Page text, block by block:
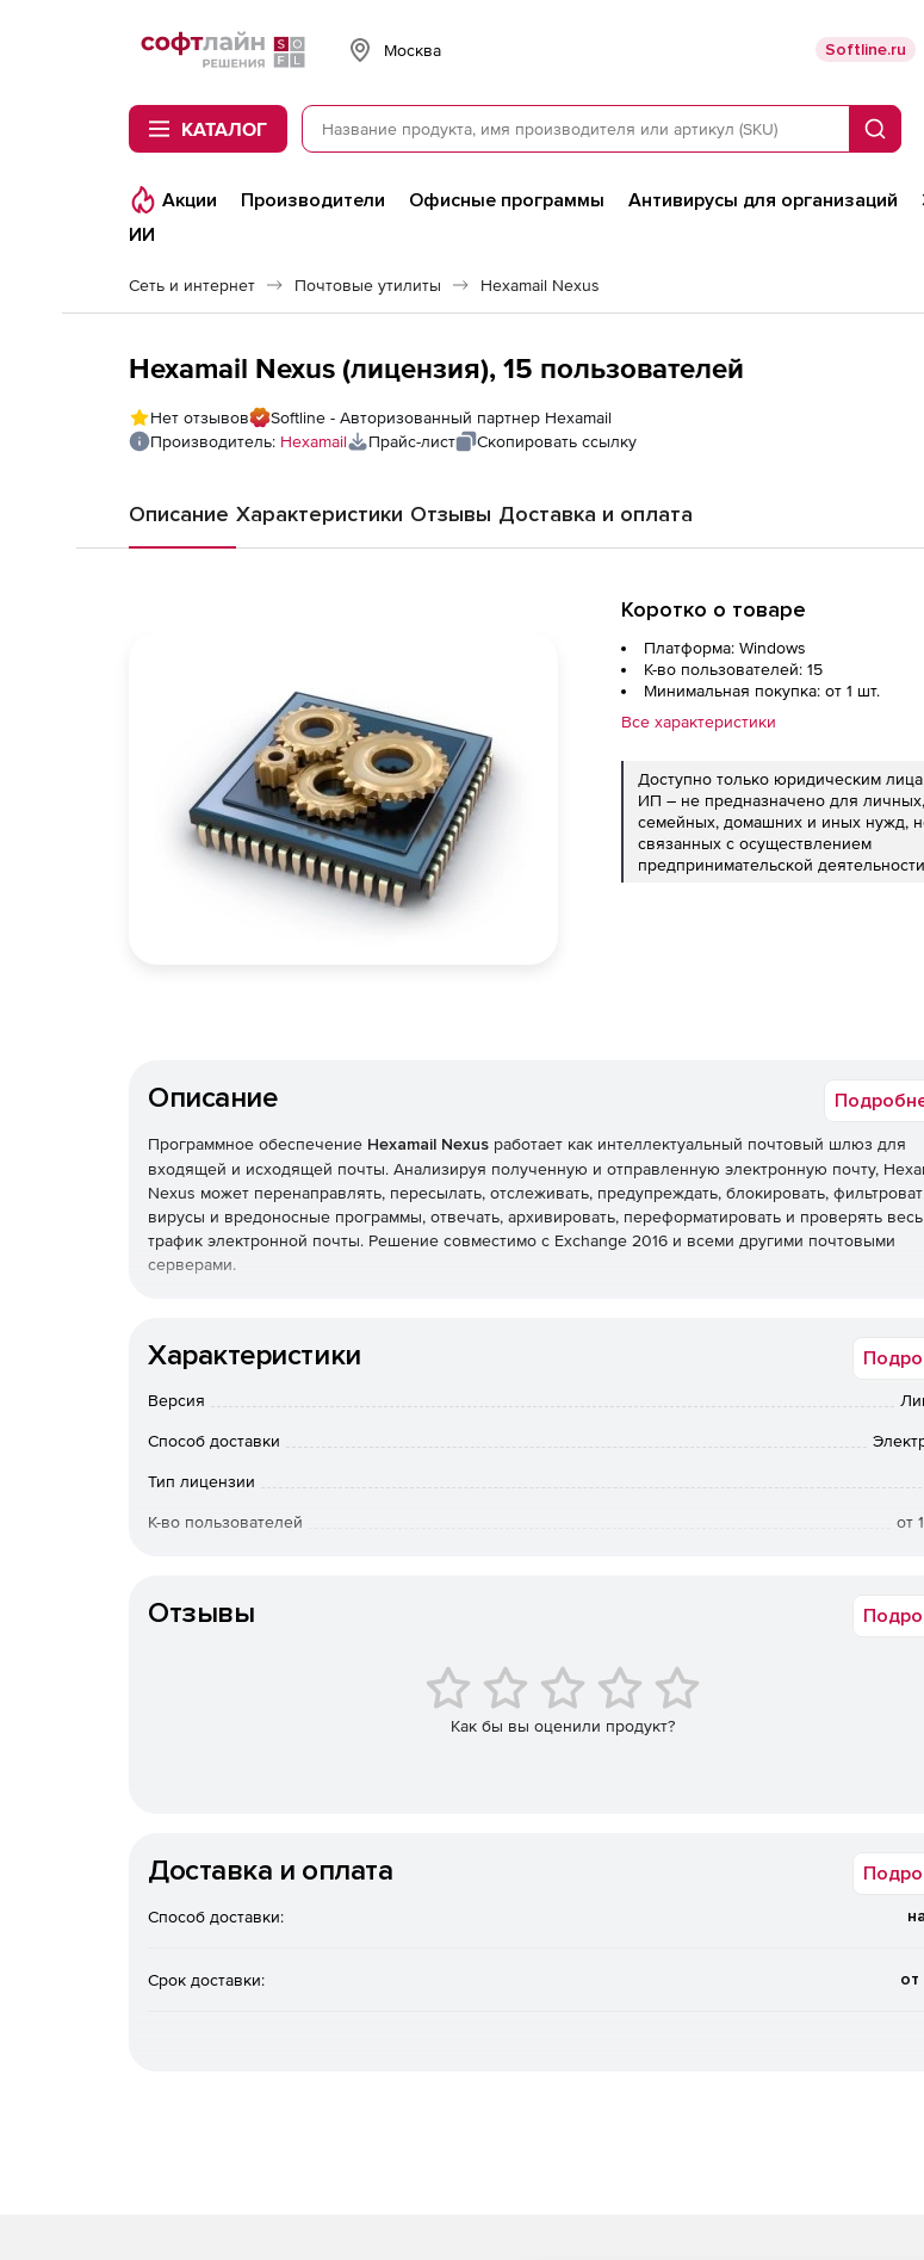
Softline
Москва Softline.ru
КАТАЛОГ Поиск
Акции Производители Офисные программы Антивирусы для организаций
ИИ
Сеть и интернет Почтовые утилиты Hexamail Nexus
Hexamail Nexus (лицензия), 15 пользователей
Нет отзывов
Softline - Авторизованный партнер Hexamail
Производитель: Hexamail Прайс-лист Скопировать ссылку
Описание Характеристики Отзывы Доставка и оплата
Коротко о товаре
Платформа: Windows
К-во пользователей: 15
Минимальная покупка: от 1 шт.
Все характеристики
Доступно только юридическим
ИП – не предназначено для личных,
семейных, домашних и иных нужд,
связанных с осуществлением
предпринимательской деятельности
Описание
Программное обеспечение Hexamail Nexus работает как интеллектуальный почтовый шлюз для
входящей и исходящей почты. Анализируя полученную и отправленную электронную почту,
Nexus может перенаправлять, пересылать, отслеживать, предупреждать, блокировать,
вирусы и вредоносные программы, отвечать, архивировать, переформатировать и проверять весь
трафик электронной почты. Решение совместимо с Exchange 2016 и всеми другими почтовыми
серверами.
электронную почту на новые учетные записи или адреса.
предоставляет интеллектуальную платформу обмена сообщениями, которая может расширяться в
Характеристики
Версия
Способ доставки
Тип лицензии
К-во пользователей от
Отзывы
Как бы вы оценили продукт?
Доставка и оплата
Способ доставки:
Срок доставки: от